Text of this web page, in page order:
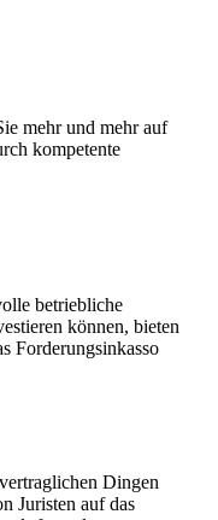
mehr und mehr auf
kompetente
betriebliche
können, bieten
Forderungsinkasso
Dingen
Juristen auf das